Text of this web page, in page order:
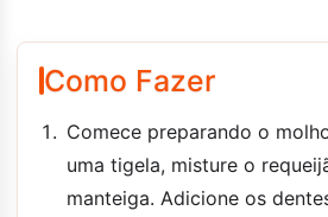
Como Fazer
Comece preparando o
uma tigela, misture o
manteiga. Adicione os